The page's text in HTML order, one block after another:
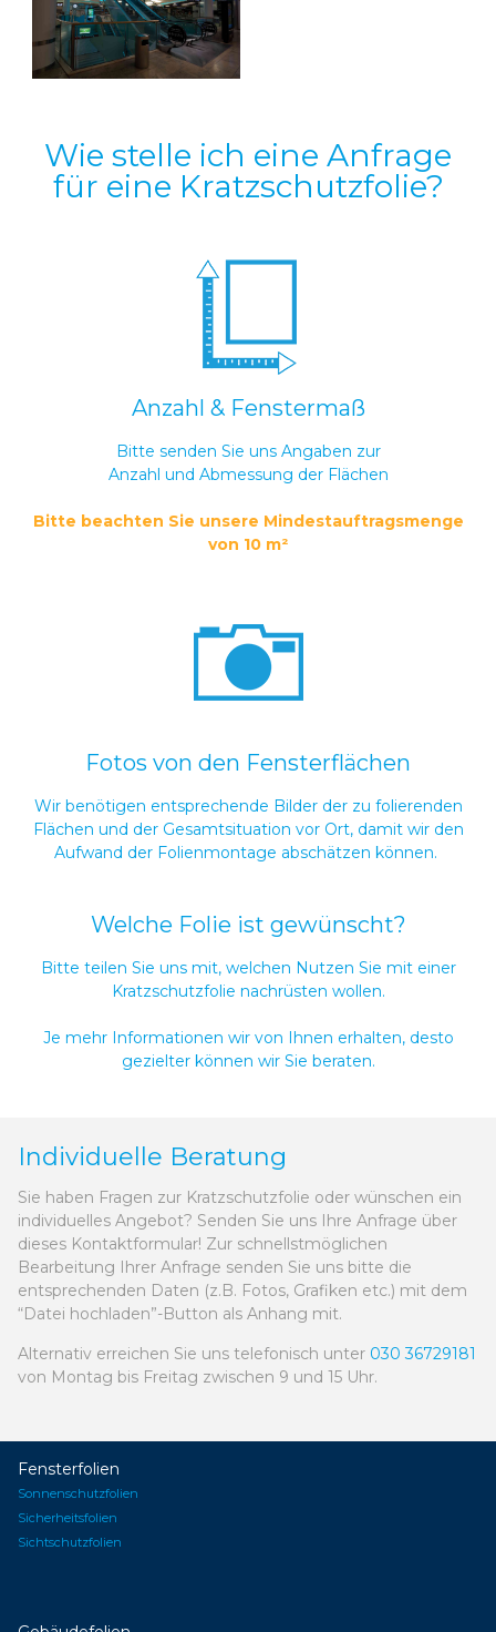
Wie stelle ich eine Anfrage
für eine Kratzschutzfolie?
Anzahl & Fenstermaß
Bitte senden Sie uns Angaben zur
Anzahl und Abmessung der Flächen
Bitte beachten Sie unsere Mindestauftragsmenge
von 10 m²
Fotos von den Fensterflächen
Wir benötigen entsprechende Bilder der zu folierenden
Flächen und der Gesamtsituation vor Ort, damit wir den
Aufwand der Folienmontage abschätzen können.
Welche Folie ist gewünscht?
Bitte teilen Sie uns mit, welchen Nutzen Sie mit einer
Kratzschutzfolie nachrüsten wollen.
Je mehr Informationen wir von Ihnen erhalten, desto
gezielter können wir Sie beraten.
Individuelle Beratung
Sie haben Fragen zur Kratzschutzfolie oder wünschen ein
individuelles Angebot? Senden Sie uns Ihre Anfrage über
dieses Kontaktformular! Zur schnellstmöglichen
Bearbeitung Ihrer Anfrage senden Sie uns bitte die
entsprechenden Daten (z.B. Fotos, Grafiken etc.) mit dem
“Datei hochladen”-Button als Anhang mit.
Alternativ erreichen Sie uns telefonisch unter 030 36729181
von Montag bis Freitag zwischen 9 und 15 Uhr.
Fensterfolien
Sonnenschutzfolien
Sicherheitsfolien
Sichtschutzfolien